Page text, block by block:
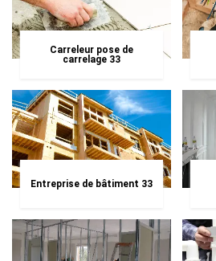
Carreleur pose de
carrelage 33
Entreprise de bâtiment 33